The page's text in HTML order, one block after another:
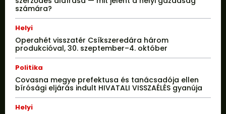
számára?
Helyi
Operahét visszatér Csíkszeredára három
produkcióval, 30. szeptember–4. október
Politika
Covasna megye prefektusa és tanácsadója ellen
bírósági eljárás indult HIVATALI VISSZAÉLÉS gyanúja
Helyi